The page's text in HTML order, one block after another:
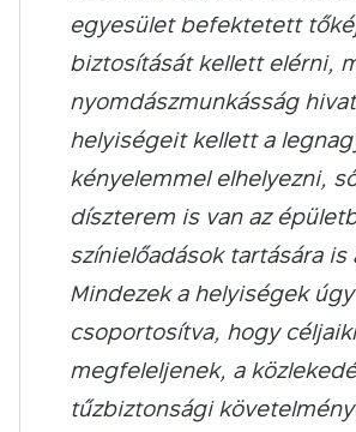
egyesület befektetett
biztosítását kellett elérni,
nyomdászmunkásság
helyiségeit kellett a
kényelemmel elhelyezni,
díszterem is van az
színielőadások tartására is
Mindezek a helyiségek
csoportosítva, hogy
megfeleljenek, a
tűzbiztonsági